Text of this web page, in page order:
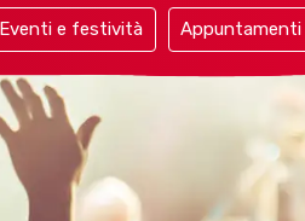
Eventi e festività Appuntamenti